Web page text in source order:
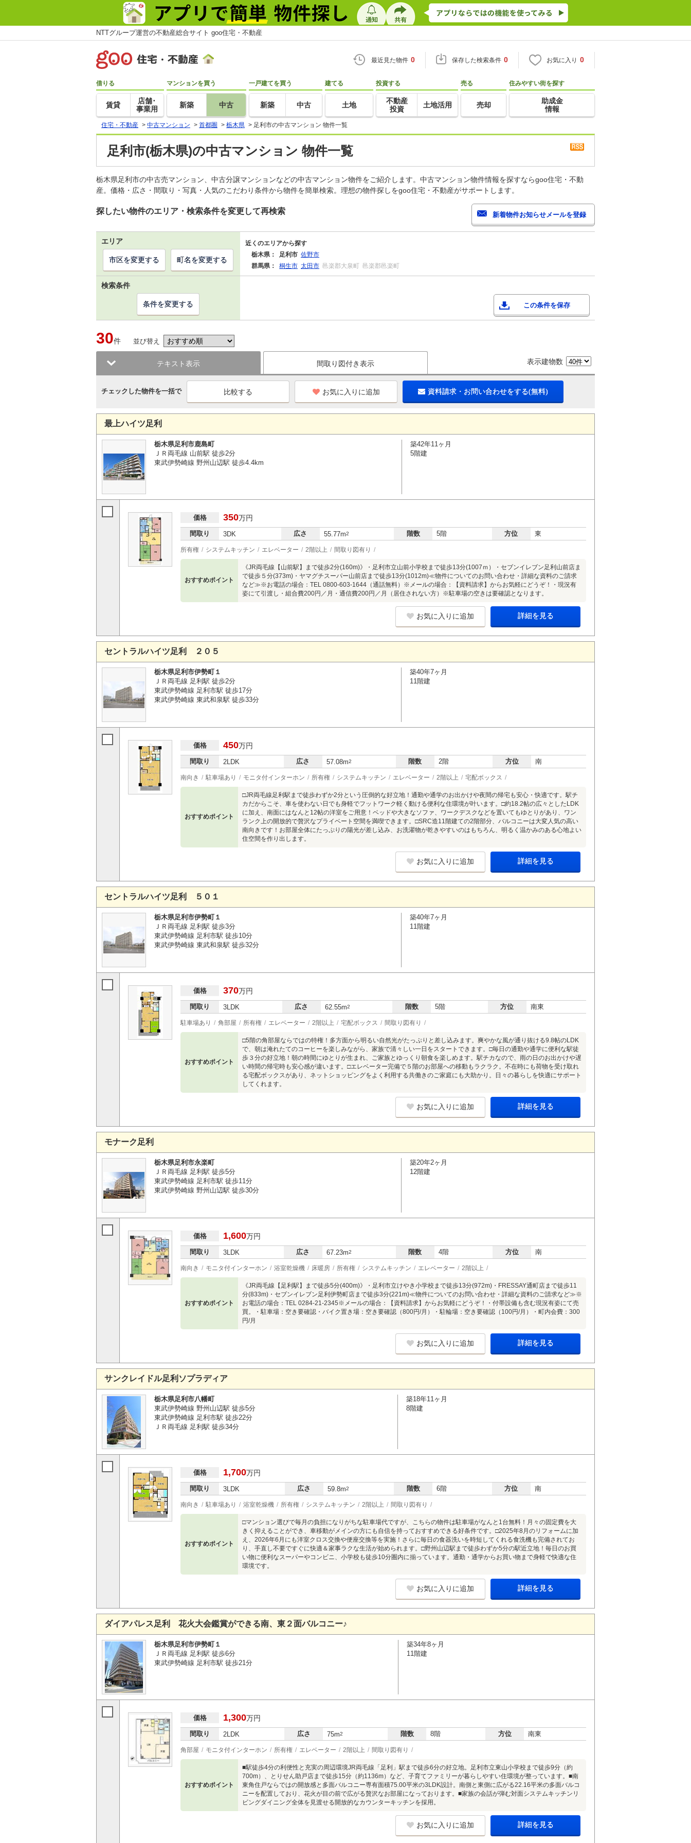
NTTグループ運営の不動産総合サイト goo住宅・不動産
最近見た物件 0 保存した検索条件 0 お気に入り 0
借りる
賃貸
店舗･
事業用
マンションを買う
新築 中古
一戸建てを買う
新築 中古
建てる
土地
投資する
不動産
投資
土地活用
売る
売却
住みやすい街を探す
助成金
情報
住宅・不動産 > 中古マンション > 首都圏 > 栃木県 > 足利市の中古マンション 物件一覧
足利市(栃木県)の中古マンション 物件一覧
栃木県足利市の中古売マンション、中古分譲マンションなどの中古マンション物件をご紹介します。中古マンション物件情報を探すならgoo住宅・不動
産。価格・広さ・間取り・写真・人気のこだわり条件から物件を簡単検索。理想の物件探しをgoo住宅・不動産がサポートします。
探したい物件のエリア・検索条件を変更して再検索
エリア
近くのエリアから探す
栃木県：
足利市 佐野市
群馬県：
桐生市 太田市 邑楽郡大泉町 邑楽郡邑楽町
市区を変更する 町名を変更する
検索条件
この条件を保存
条件を変更する
30件 並び替え
テキスト表示 間取り図付き表示 表示建物数
チェックした物件を一括で お気に入りに追加 資料請求・お問い合わせをする(無料)
最上ハイツ足利
栃木県足利市鹿島町
ＪＲ両毛線 山前駅 徒歩2分
東武伊勢崎線 野州山辺駅 徒歩4.4km
築42年11ヶ月
5階建
価格 350万円
間取り 3DK 広さ 55.77m2 階数 5階 方位 東
所有権 システムキッチン エレベーター 2階以上 間取り図有り
おすすめポイント
《JR両毛線【山前駅】まで徒歩2分(160m)》・足利市立山前小学校まで徒歩13分(1007ｍ）・セブンイレブン足利山前店ま
で徒歩５分(373m)・ヤマグチスーパー山前店まで徒歩13分(1012m)≪物件についてのお問い合わせ・詳細な資料のご請求
など≫※お電話の場合：TEL 0800-603-1644（通話無料）※メールの場合：【資料請求】からお気軽にどうぞ！・現況有
姿にて引渡し・組合費200円／月・通信費200円／月（居住されない方）※駐車場の空きは要確認となります。
お気に入りに追加 詳細を見る
セントラルハイツ足利 ２０５
栃木県足利市伊勢町１
ＪＲ両毛線 足利駅 徒歩2分
東武伊勢崎線 足利市駅 徒歩17分
東武伊勢崎線 東武和泉駅 徒歩33分
築40年7ヶ月
11階建
価格 450万円
間取り 2LDK 広さ 57.08m2 階数 2階 方位 南
南向き 駐車場あり モニタ付インターホン 所有権 システムキッチン エレベーター 2階以上 宅配ボックス
おすすめポイント
□JR両毛線足利駅まで徒歩わずか2分という圧倒的な好立地！通勤や通学のお出かけや夜間の帰宅も安心・快適です。駅チ
カだからこそ、車を使わない日でも身軽でフットワーク軽く動ける便利な住環境が叶います。□約18.2帖の広々としたLDK
に加え、南面にはなんと12帖の洋室をご用意！ベッドや大きなソファ、ワークデスクなどを置いてもゆとりがあり、ワン
ランク上の開放的で贅沢なプライベート空間を満喫できます。□SRC造11階建ての2階部分、バルコニーは大変人気の高い
南向きです！お部屋全体にたっぷりの陽光が差し込み、お洗濯物が乾きやすいのはもちろん、明るく温かみのある心地よい
住空間を作り出します。
お気に入りに追加 詳細を見る
セントラルハイツ足利 ５０１
栃木県足利市伊勢町１
ＪＲ両毛線 足利駅 徒歩3分
東武伊勢崎線 足利市駅 徒歩10分
東武伊勢崎線 東武和泉駅 徒歩32分
築40年7ヶ月
11階建
価格 370万円
間取り 3LDK 広さ 62.55m2 階数 5階 方位 南東
駐車場あり 角部屋 所有権 エレベーター 2階以上 宅配ボックス 間取り図有り
おすすめポイント
□5階の角部屋ならではの特権！多方面から明るい自然光がたっぷりと差し込みます。爽やかな風が通り抜ける9.8帖のLDK
で、朝は淹れたてのコーヒーを楽しみながら、家族で清々しい一日をスタートできます。□毎日の通勤や通学に便利な駅徒
歩３分の好立地！朝の時間にゆとりが生まれ、ご家族とゆっくり朝食を楽しめます。駅チカなので、雨の日のお出かけや遅
い時間の帰宅時も安心感が違います。□エレベーター完備で５階のお部屋への移動もラクラク。不在時にも荷物を受け取れ
る宅配ボックスがあり、ネットショッピングをよく利用する共働きのご家庭にも大助かり。日々の暮らしを快適にサポート
してくれます。
お気に入りに追加 詳細を見る
モナーク足利
栃木県足利市永楽町
ＪＲ両毛線 足利駅 徒歩5分
東武伊勢崎線 足利市駅 徒歩11分
東武伊勢崎線 野州山辺駅 徒歩30分
築20年2ヶ月
12階建
価格 1,600万円
間取り 3LDK 広さ 67.23m2 階数 4階 方位 南
南向き モニタ付インターホン 浴室乾燥機 床暖房 所有権 システムキッチン エレベーター 2階以上
おすすめポイント
《JR両毛線【足利駅】まで徒歩5分(400m)》・足利市立けやき小学校まで徒歩13分(972m)・FRESSAY通町店まで徒歩11
分(833m)・セブンイレブン足利伊勢町店まで徒歩3分(221m)≪物件についてのお問い合わせ・詳細な資料のご請求など≫※
お電話の場合：TEL 0284-21-2345※メールの場合：【資料請求】からお気軽にどうぞ！・付帯設備も含む現況有姿にて売
買。・駐車場：空き要確認・バイク置き場：空き要確認（800円/月）・駐輪場：空き要確認（100円/月）・町内会費：300
円/月
お気に入りに追加 詳細を見る
サンクレイドル足利ソプラディア
栃木県足利市八幡町
東武伊勢崎線 野州山辺駅 徒歩5分
東武伊勢崎線 足利市駅 徒歩22分
ＪＲ両毛線 足利駅 徒歩34分
築18年11ヶ月
8階建
価格 1,700万円
間取り 3LDK 広さ 59.8m2 階数 6階 方位 南
南向き 駐車場あり 浴室乾燥機 所有権 システムキッチン 2階以上 間取り図有り
おすすめポイント
□マンション選びで毎月の負担になりがちな駐車場代ですが、こちらの物件は駐車場がなんと1台無料！月々の固定費を大
きく抑えることができ、車移動がメインの方にも自信を持っておすすめできる好条件です。□2025年8月のリフォームに加
え、2026年6月にも洋室クロス交換や便座交換等を実施！さらに毎日の食器洗いを時短してくれる食洗機も完備されてお
り、手直し不要ですぐに快適＆家事ラクな生活が始められます。□野州山辺駅まで徒歩わずか5分の駅近立地！毎日のお買
い物に便利なスーパーやコンビニ、小学校も徒歩10分圏内に揃っています。通勤・通学からお買い物まで身軽で快適な住
環境です。
お気に入りに追加 詳細を見る
ダイアパレス足利 花火大会鑑賞ができる南、東２面バルコニー♪
栃木県足利市伊勢町１
ＪＲ両毛線 足利駅 徒歩6分
東武伊勢崎線 足利市駅 徒歩21分
築34年8ヶ月
11階建
価格 1,300万円
間取り 2LDK 広さ 75m2 階数 8階 方位 南東
角部屋 モニタ付インターホン 所有権 エレベーター 2階以上 間取り図有り
おすすめポイント
■駅徒歩4分の利便性と充実の周辺環境JR両毛線「足利」駅まで徒歩6分の好立地。足利市立東山小学校まで徒歩9分（約
700m）、とりせん助戸店まで徒歩15分（約1136m）など、子育てファミリーが暮らしやすい住環境が整っています。■南
東角住戸ならではの開放感と多面バルコニー専有面積75.00平米の3LDK設計。南側と東側に広がる22.16平米の多面バルコ
ニーを配置しており、花火が目の前で広がる贅沢なお部屋になっております。■家族の会話が弾む対面システムキッチンリ
ビングダイニング全体を見渡せる開放的なカウンターキッチンを採用。
お気に入りに追加 詳細を見る